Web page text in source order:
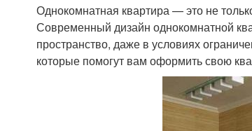
Однокомнатная квартира — это не
Современный дизайн однокомнатной
пространство, даже в условиях
которые помогут вам оформить свою